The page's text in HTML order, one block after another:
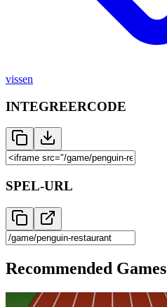
vissen
INTEGREERCODE
SPEL-URL
Recommended Games